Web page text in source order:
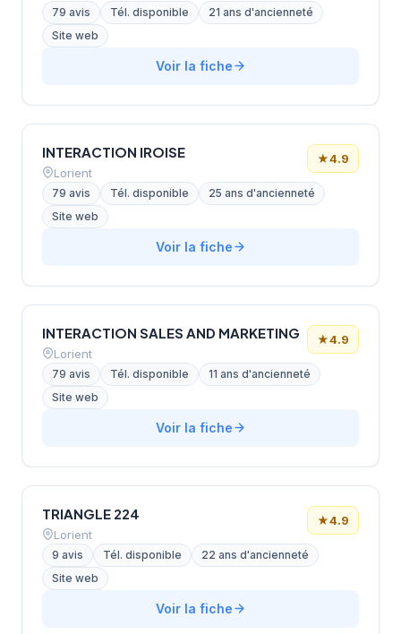
79 avis Tél. disponible
21 ans d'ancienneté
Site web
Voir la fiche
INTERACTION IROISE
Lorient
★4.9
79 avis Tél. disponible
25 ans d'ancienneté
Site web
Voir la fiche
INTERACTION SALES AND MARKETING
Lorient
★4.9
79 avis Tél. disponible
11 ans d'ancienneté
Site web
Voir la fiche
TRIANGLE 224
Lorient
★4.9
9 avis Tél. disponible
22 ans d'ancienneté
Site web
Voir la fiche